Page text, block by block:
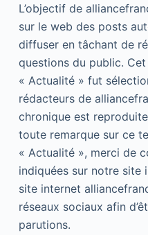
L’objectif de
sur le web des posts
diffuser en tâchant de
questions du public.
« Actualité » fut
rédacteurs de
chronique est
toute remarque sur ce
« Actualité », merci de
indiquées sur notre site
site internet
réseaux sociaux afin
parutions.